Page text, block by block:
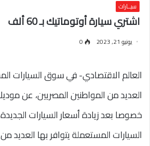
سيــارات
اشتري سيارة أوتوماتيك بـ 60 ألف
يونيو 21, 2023 0
العالم الاقتصادي- في سوق السيارات
العديد من المواطنين المصريين، عن
خصوصا بعد زيادة أسعار السيارات
السيارات المستعملة يتوافر بها العديد